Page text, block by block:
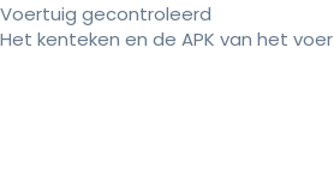
Voertuig gecontroleerd
Het kenteken en de APK van het